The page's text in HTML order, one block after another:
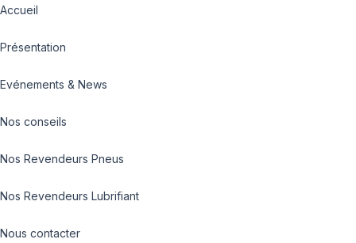
Accueil
Présentation
Evénements & News
Nos conseils
Nos Revendeurs Pneus
Nos Revendeurs Lubrifiant
Nous contacter